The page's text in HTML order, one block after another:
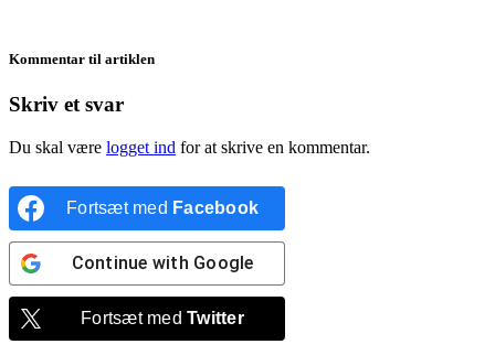
Kommentar til artiklen
Skriv et svar
Du skal være logget ind for at skrive en kommentar.
Fortsæt med Facebook
Continue with Google
Fortsæt medTwitter